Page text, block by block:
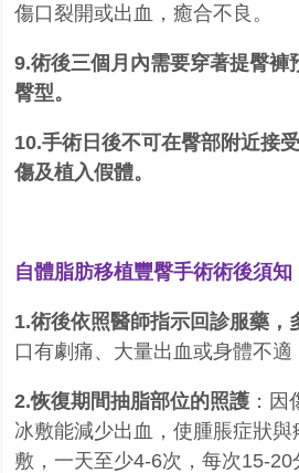
傷口裂開或出血，癒合不良。
9.術後三個月內需要穿著提臀褲
臀型。
10.手術日後不可在臀部附近接
傷及植入假體。
自體脂肪移植豐臀手術術後須知
1.術後依照醫師指示回診服藥，
口有劇痛、大量出血或身體不適
2.恢復期間抽脂部位的照護 ：
冰敷能減少出血，使腫脹症狀
敷，一天至少4-6次，每次15-20